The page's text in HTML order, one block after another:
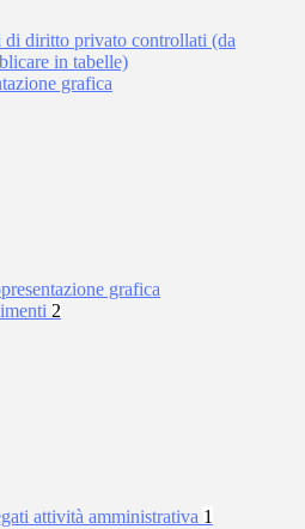
di diritto privato controllati (da
in tabelle)
grafica
grafica
2
attività amministrativa 1